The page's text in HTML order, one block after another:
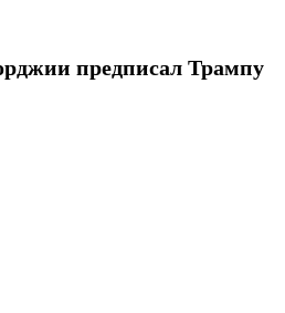
предписал Трампу